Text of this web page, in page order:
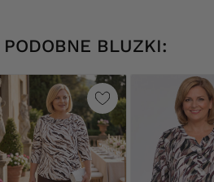
PODOBNE BLUZKI: